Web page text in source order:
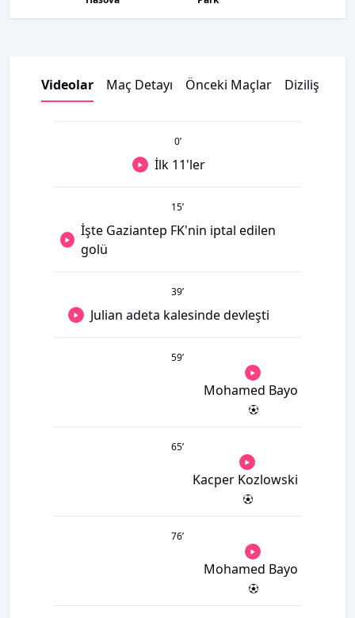
Videolar Maç Detayı Önceki Maçlar Dizilişler
0’
İlk 11'ler
15’
İşte Gaziantep FK'nin iptal edilen
golü
39’
Julian adeta kalesinde devleşti
59’
Mohamed Bayo
65’
Kacper Kozlowski
76’
Mohamed Bayo